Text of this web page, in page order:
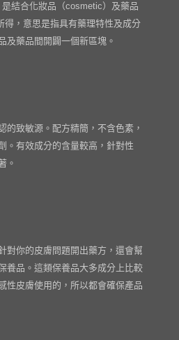
結合化妝品（cosmetic）及藥品
得，意思是指具有藥理特性及成分
及藥品間開闢一個新區塊。
的致敏源。配方精簡，不含色素，
。有效成分的含量較高，針對性
。
對你的皮膚問題開出藥方，還會幫
養品。這類保養品大多成分上比較
性皮膚使用的，所以都會確保產品